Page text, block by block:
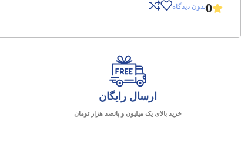
0بدون دیدگاه
ارسال رایگان
خرید بالای یک میلیون و پانصد هزار تومان